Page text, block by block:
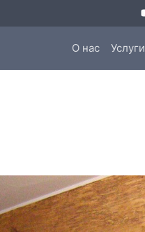
О нас Услуги